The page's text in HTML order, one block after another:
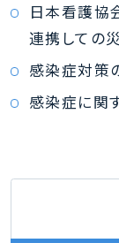
日本看護協
連携しての
感染症対策
感染症に関